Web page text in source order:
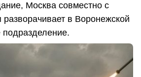
Москва совместно с
в Воронежской
подразделение.